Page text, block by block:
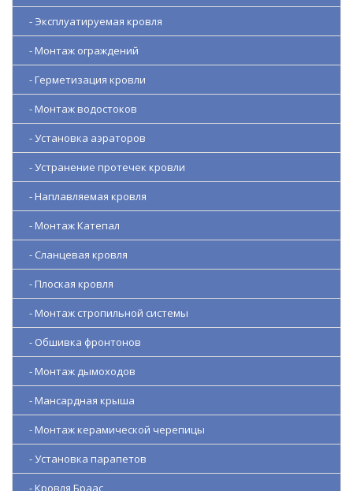
- Эксплуатируемая кровля
- Монтаж ограждений
- Герметизация кровли
- Монтаж водостоков
- Установка аэраторов
- Устранение протечек кровли
- Наплавляемая кровля
- Монтаж Катепал
- Сланцевая кровля
- Плоская кровля
- Монтаж стропильной системы
- Обшивка фронтонов
- Монтаж дымоходов
- Мансардная крыша
- Монтаж керамической черепицы
- Установка парапетов
- Кровля Браас